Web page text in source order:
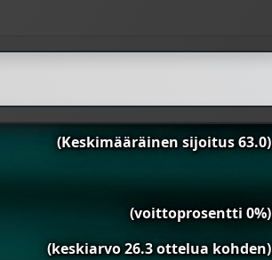
(Keskimääräinen sijoitus 63.0)
(voittoprosentti 0%)
(keskiarvo 26.3 ottelua kohden)